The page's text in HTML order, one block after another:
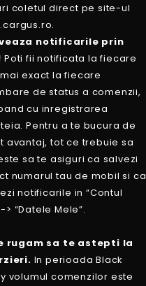
coletul direct pe site-ul
.
notificarile prin
Poti fii notificata la fiecare
exact la fiecare
de status a comenzii,
cu inregistrarea
Pentru a te bucura de
avantaj, tot ce trebuie sa
sa te asiguri ca salvezi
numarul tau de mobil si ca
notificarile in “Contul
> “Datele Mele”.
rugam sa te astepti la
In perioada Black
volumul comenzilor este